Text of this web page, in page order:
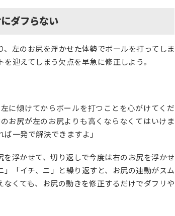
ダフらない
左のお尻を浮かせた体勢でボールを打ってしま
迎えてしまう欠点を早急に修正しよう。
に傾けてからボールを打つことを心がけてくだ
お尻が左のお尻よりも高くならなくてはいけま
一発で解決できますよ」
浮かせて、切り返しで今度は右のお尻を浮かせ
「イチ、ニ」と繰り返すと、お尻の連動がスム
なくても、お尻の動きを修正するだけでダフリや